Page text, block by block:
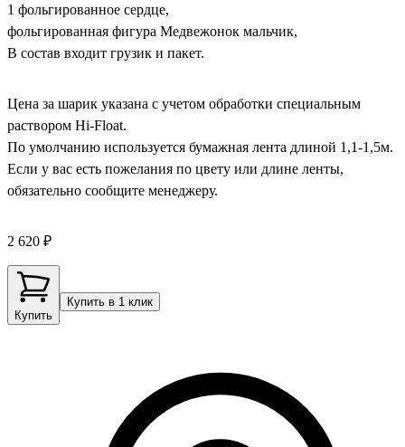
1 фольгированное сердце,
фольгированная фигура Медвежонок мальчик,
В состав входит грузик и пакет.
Цена за шарик указана с учетом обработки специальным
раствором Hi-Float.
По умолчанию используется бумажная лента длиной 1,1-1,5м.
Если у вас есть пожелания по цвету или длине ленты,
обязательно сообщите менеджеру.
2 620 ₽
Купить
Купить в 1 клик